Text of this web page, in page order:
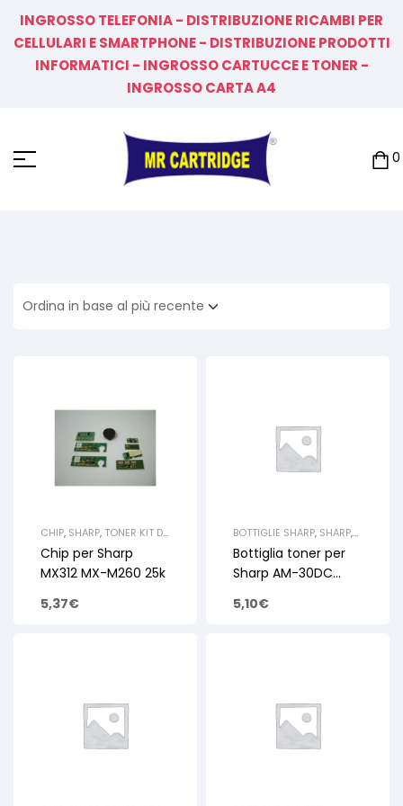
INGROSSO TELEFONIA - DISTRIBUZIONE RICAMBI PER
CELLULARI E SMARTPHONE - DISTRIBUZIONE PRODOTTI
INFORMATICI - INGROSSO CARTUCCE E TONER -
INGROSSO CARTA A4
0
CHIP, SHARP, TONER KIT DI
RICARICA E
RIGENERAZIONE
Chip per Sharp
MX312 MX-M260 25k
5,37€
BOTTIGLIE SHARP, SHARP,
TONER KIT DI RICARICA E
RIGENERAZIONE
Bottiglia toner per
Sharp AM-30DC
5,10€